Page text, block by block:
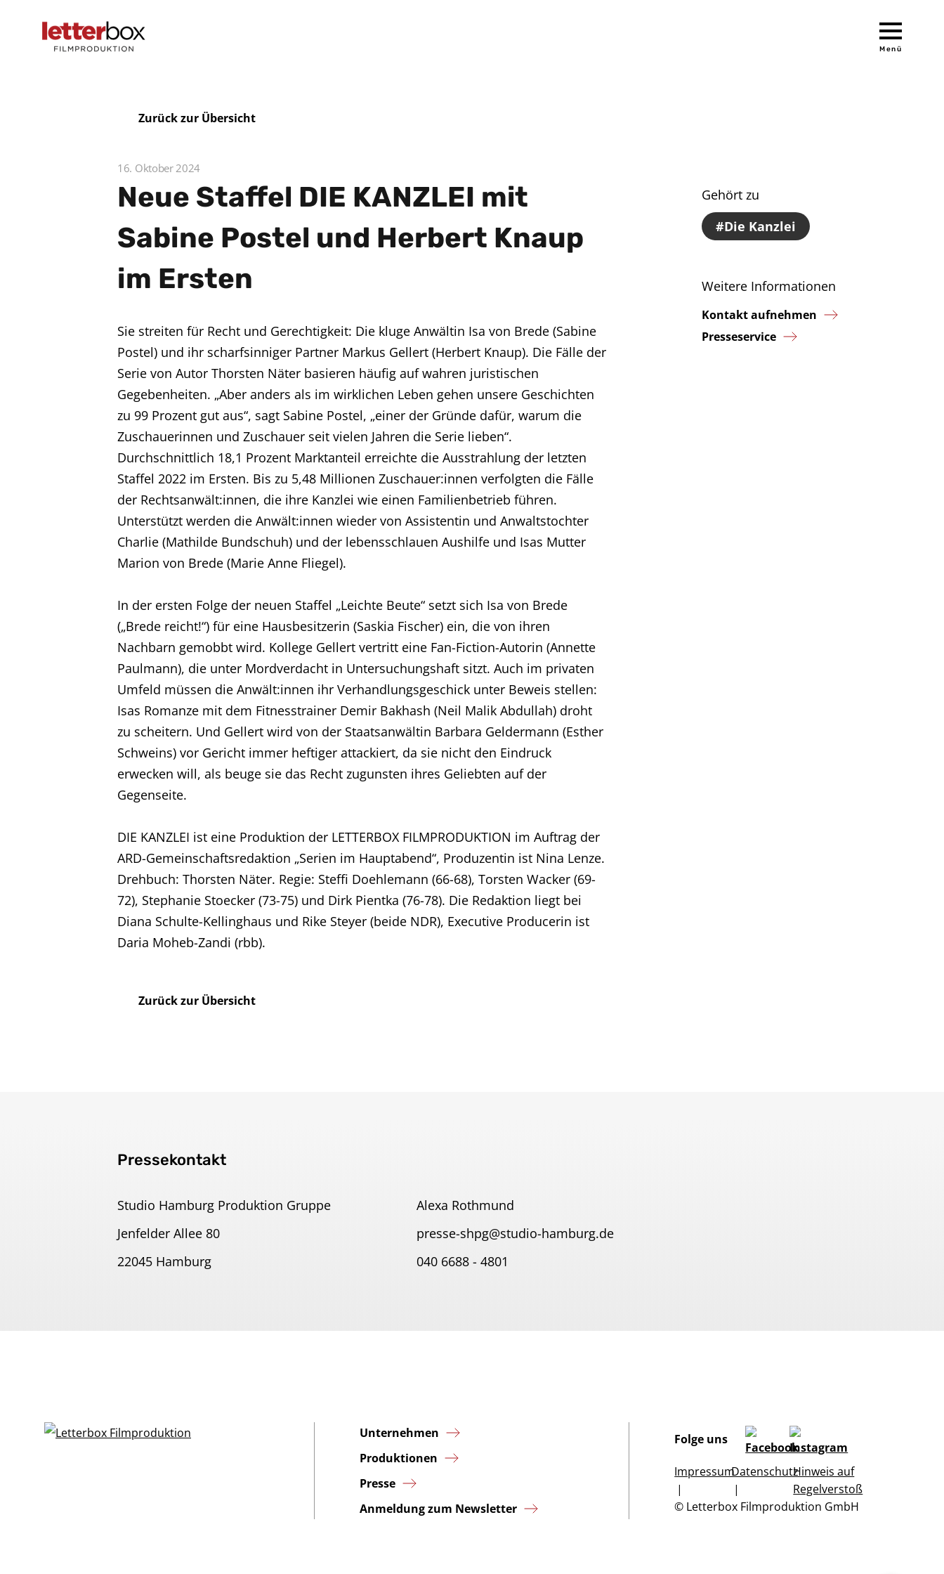
Menü
Zurück zur Übersicht
16. Oktober 2024
Neue Staffel DIE KANZLEI mit
Sabine Postel und Herbert Knaup
im Ersten
Sie streiten für Recht und Gerechtigkeit: Die kluge Anwältin Isa von Brede (Sabine
Postel) und ihr scharfsinniger Partner Markus Gellert (Herbert Knaup). Die Fälle der
Serie von Autor Thorsten Näter basieren häufig auf wahren juristischen
Gegebenheiten. „Aber anders als im wirklichen Leben gehen unsere Geschichten
zu 99 Prozent gut aus“, sagt Sabine Postel, „einer der Gründe dafür, warum die
Zuschauerinnen und Zuschauer seit vielen Jahren die Serie lieben“.
Durchschnittlich 18,1 Prozent Marktanteil erreichte die Ausstrahlung der letzten
Staffel 2022 im Ersten. Bis zu 5,48 Millionen Zuschauer:innen verfolgten die Fälle
der Rechtsanwält:innen, die ihre Kanzlei wie einen Familienbetrieb führen.
Unterstützt werden die Anwält:innen wieder von Assistentin und Anwaltstochter
Charlie (Mathilde Bundschuh) und der lebensschlauen Aushilfe und Isas Mutter
Marion von Brede (Marie Anne Fliegel).
In der ersten Folge der neuen Staffel „Leichte Beute“ setzt sich Isa von Brede
(„Brede reicht!“) für eine Hausbesitzerin (Saskia Fischer) ein, die von ihren
Nachbarn gemobbt wird. Kollege Gellert vertritt eine Fan-Fiction-Autorin (Annette
Paulmann), die unter Mordverdacht in Untersuchungshaft sitzt. Auch im privaten
Umfeld müssen die Anwält:innen ihr Verhandlungsgeschick unter Beweis stellen:
Isas Romanze mit dem Fitnesstrainer Demir Bakhash (Neil Malik Abdullah) droht
zu scheitern. Und Gellert wird von der Staatsanwältin Barbara Geldermann (Esther
Schweins) vor Gericht immer heftiger attackiert, da sie nicht den Eindruck
erwecken will, als beuge sie das Recht zugunsten ihres Geliebten auf der
Gegenseite.
DIE KANZLEI ist eine Produktion der LETTERBOX FILMPRODUKTION im Auftrag der
ARD-Gemeinschaftsredaktion „Serien im Hauptabend“, Produzentin ist Nina Lenze.
Drehbuch: Thorsten Näter. Regie: Steffi Doehlemann (66-68), Torsten Wacker (69-
72), Stephanie Stoecker (73-75) und Dirk Pientka (76-78). Die Redaktion liegt bei
Diana Schulte-Kellinghaus und Rike Steyer (beide NDR), Executive Producerin ist
Daria Moheb-Zandi (rbb).
Gehört zu
Die Kanzlei
Weitere Informationen
Kontakt aufnehmen
Presseservice
Zurück zur Übersicht
Pressekontakt
Studio Hamburg Produktion Gruppe
Jenfelder Allee 80
22045 Hamburg
Alexa Rothmund
presse-shpg@studio-hamburg.de
040 6688 - 4801
Unternehmen
Produktionen
Presse
Anmeldung zum Newsletter
Folge uns
ImpressumDatenschutzHinweis auf
Regelverstoß
© Letterbox Filmproduktion GmbH
Home
Unternehmen
Produktionen
Presse
Karriere
Kontakt